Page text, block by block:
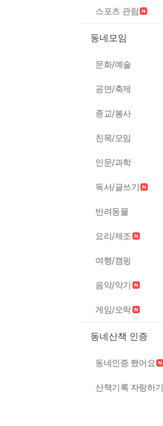
스포츠 관람
동네모임
문화/예술
공연/축제
종교/봉사
친목/모임
인문/과학
독서/글쓰기
반려동물
요리/제조
여행/캠핑
음악/악기
게임/오락
동네산책 인증
동네인증 했어요
산책기록 자랑하기